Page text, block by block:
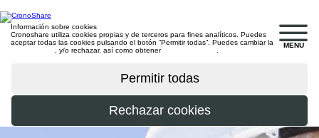
MENU
Información sobre cookies
Cronoshare utiliza cookies propias y de terceros para fines analíticos. Puedes
aceptar todas las cookies pulsando el botón “Permitir todas”. Puedes cambiar la
, y/o rechazar, así como obtener